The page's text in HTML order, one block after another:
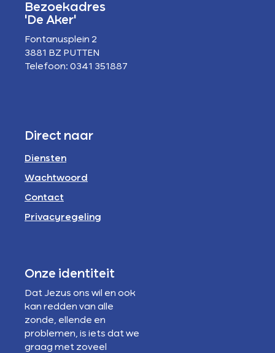
Bezoekadres
'De Aker'
Fontanusplein 2
3881 BZ PUTTEN
Telefoon: 0341 351887
Direct naar
Diensten
Wachtwoord
Contact
Privacyregeling
Onze identiteit
Dat Jezus ons wil en ook
kan redden van alle
zonde, ellende en
problemen, is iets dat we
graag met zoveel